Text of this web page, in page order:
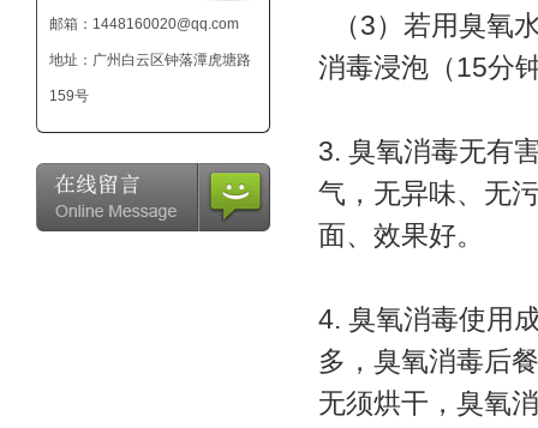
邮箱：1448160020@qq.com
地址：广州白云区钟落潭虎塘路
159号
（3）若用臭氧
消毒浸泡（15
3. 臭氧消毒无
气，无异味、无
面、效果好。
4. 臭氧消毒使用
多，臭氧消毒后
无须烘干，臭